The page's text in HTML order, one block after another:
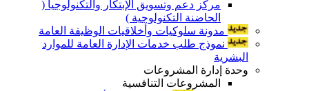
مركز دعم وتسويق الإبتكار والتكنولوجيا (
الحاضنة التكنولوجية )
مدونة سلوكيات وأخلاقيات الوظيفة العامة
نموذج طلب خدمات الإدارة العامة للموارد
البشرية
وحدة إدارة المشروعات
المشروعات التنافسية